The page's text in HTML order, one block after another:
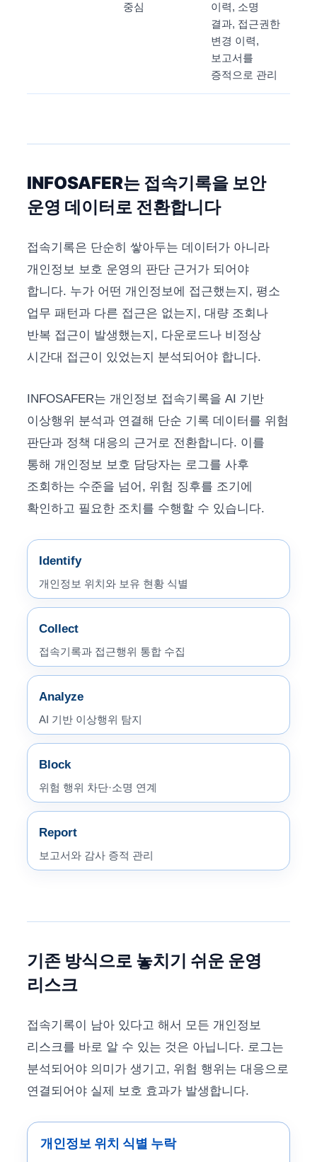
중심
이력, 소명
결과, 접근권한
변경 이력,
보고서를
증적으로 관리
INFOSAFER는 접속기록을 보안
운영 데이터로 전환합니다
접속기록은 단순히 쌓아두는 데이터가 아니라
개인정보 보호 운영의 판단 근거가 되어야
합니다. 누가 어떤 개인정보에 접근했는지, 평소
업무 패턴과 다른 접근은 없는지, 대량 조회나
반복 접근이 발생했는지, 다운로드나 비정상
시간대 접근이 있었는지 분석되어야 합니다.
INFOSAFER는 개인정보 접속기록을 AI 기반
이상행위 분석과 연결해 단순 기록 데이터를 위험
판단과 정책 대응의 근거로 전환합니다. 이를
통해 개인정보 보호 담당자는 로그를 사후
조회하는 수준을 넘어, 위험 징후를 조기에
확인하고 필요한 조치를 수행할 수 있습니다.
Identify
개인정보 위치와 보유 현황 식별
Collect
접속기록과 접근행위 통합 수집
Analyze
AI 기반 이상행위 탐지
Block
위험 행위 차단·소명 연계
Report
보고서와 감사 증적 관리
기존 방식으로 놓치기 쉬운 운영
리스크
접속기록이 남아 있다고 해서 모든 개인정보
리스크를 바로 알 수 있는 것은 아닙니다. 로그는
분석되어야 의미가 생기고, 위험 행위는 대응으로
연결되어야 실제 보호 효과가 발생합니다.
개인정보 위치 식별 누락